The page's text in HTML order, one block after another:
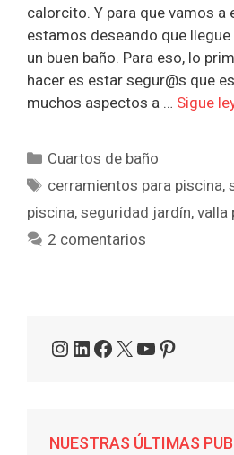
calorcito. Y para que vamos a
estamos deseando que
un buen baño. Para eso, lo
hacer es estar segur@s que
muchos aspectos a … Sigue
Categorías
Cuartos de baño
Etiquetas
cerramientos para piscina,
piscina, seguridad jardín, valla
2 comentarios
Instagram
LinkedIn
Facebook
X YouTube
Pinterest
NUESTRAS ÚLTIMAS